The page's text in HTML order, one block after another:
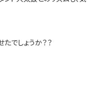
でしょうか？？